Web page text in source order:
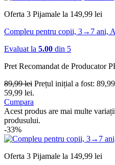
Oferta 3 Pijamale la 149,99 lei
Compleu pentru copii, 3→7 ani,
Evaluat la 5.00 din 5
Pret Recomandat de Producator
89,99lei Prețul inițial a fost:
59,99 lei.
Cumpara
Acest produs are mai multe
produsului.
-33%
Oferta 3 Pijamale la 149,99 lei